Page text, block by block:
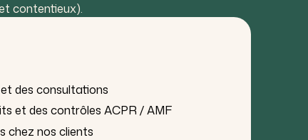
contentieux).
des consultations
et des contrôles ACPR / AMF
chez nos clients